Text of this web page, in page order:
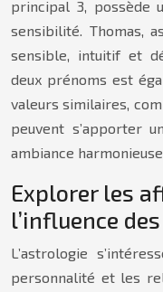
principal 3, possède
sensibilité. Thomas,
sensible, intuitif et
deux prénoms est
valeurs similaires,
peuvent s’apporter
ambiance
Explorer les
l’influence
L’astrologie
personnalité et les